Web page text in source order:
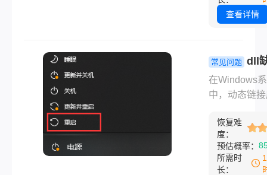
用场景的解
案。
多程序都需
常。那么dll
失怎么办呢
是我整理的
效的解决步
推荐顺序排
查看详情
常见问题 dll
么修复？8
修复方法详
在Windows
中，动态链
序运行的重
部分。当
缺失或损坏
能会导致程
恢复难
度：
预估概率：
所需时
长：